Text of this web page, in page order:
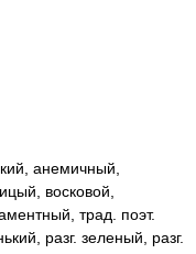
анемичный,
восковой,
трад. поэт.
разг. зеленый, разг.